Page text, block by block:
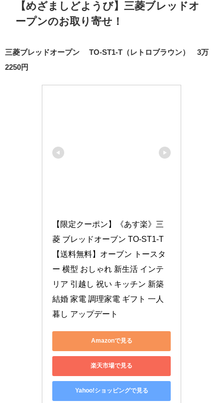
【めざましどようび】三菱ブレッドオ
ープンのお取り寄せ！
三菱ブレッドオープン TO-ST1-T（レトロブラウン） 3万
2250円
【限定クーポン】《あす楽》三
菱 ブレッドオーブン TO-ST1-T
【送料無料】オーブン トースタ
ー 横型 おしゃれ 新生活 インテ
リア 引越し 祝い キッチン 新築
結婚 家電 調理家電 ギフト 一人
暮し アップデート
Amazonで見る
楽天市場で見る
Yahoo!ショッピングで見る